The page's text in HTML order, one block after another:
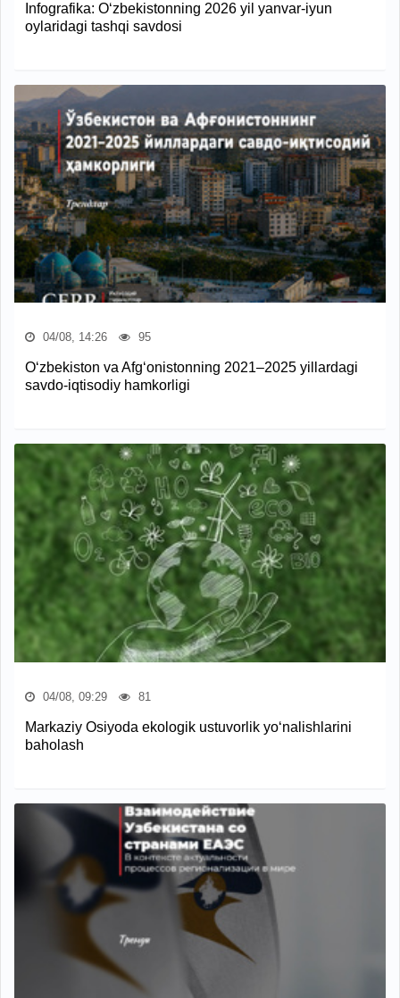
Infografika: O‘zbekistonning 2026 yil yanvar-iyun
oylaridagi tashqi savdosi
04/08, 14:26 95
O‘zbekiston va Afg‘onistonning 2021–2025 yillardagi
savdo-iqtisodiy hamkorligi
04/08, 09:29 81
Markaziy Osiyoda ekologik ustuvorlik yo‘nalishlarini
baholash